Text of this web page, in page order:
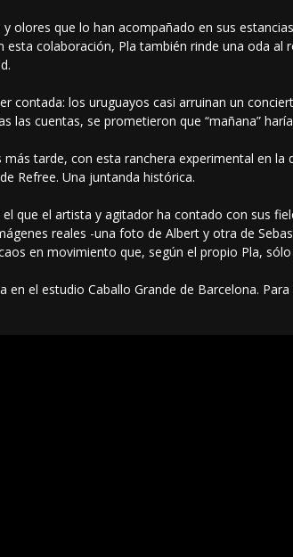
olores que lo han acompañado en sus
esta colaboración, Pla también rinde una oda
contada: los uruguayos casi arruinan un
las cuentas, se prometieron que “mañana”
más tarde, con esta ranchera experimental en
Refree. Una juntanda histórica.
que el artista y agitador ha contado con sus
reales -una foto de Albert y otra de
en movimiento que, según el propio Pla,
en el estudio Caballo Grande de Barcelona.